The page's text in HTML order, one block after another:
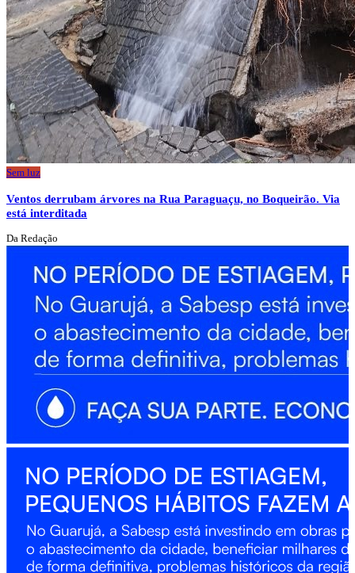
Sem luz
Ventos derrubam árvores na Rua Paraguaçu, no Boqueirão. Via
está interditada
Da Redação